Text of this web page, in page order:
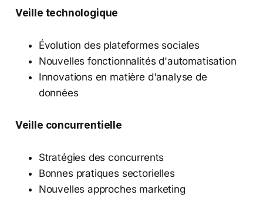
Veille technologique
Évolution des plateformes sociales
Nouvelles fonctionnalités d'automatisation
Innovations en matière d'analyse de
données
Veille concurrentielle
Stratégies des concurrents
Bonnes pratiques sectorielles
Nouvelles approches marketing